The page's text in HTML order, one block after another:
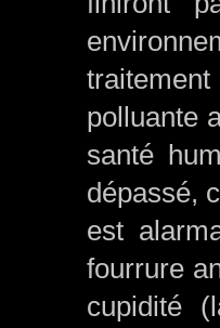
polluante
santé
dépassé,
est
fourrure
cupidité